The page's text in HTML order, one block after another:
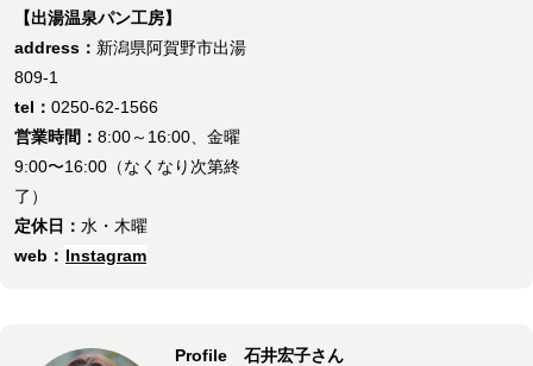
【出湯温泉パン工房】
address： 新潟県阿賀野市出湯
809-1
tel： 0250-62-1566
営業時間： 8:00～16:00、金曜
9:00〜16:00（なくなり次第終
了）
定休日： 水・木曜
web： Instagram
Profile 石井宏子さん